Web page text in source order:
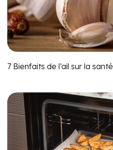
7 Bienfaits de l’ail sur la santé